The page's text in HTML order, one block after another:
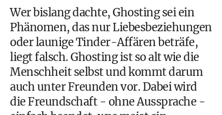
Wer bislang dachte, Ghosting sei ein
Phänomen, das nur Liebesbeziehungen
oder launige Tinder-Affären beträfe,
liegt falsch. Ghosting ist so alt wie die
Menschheit selbst und kommt darum
auch unter Freunden vor. Dabei wird
die Freundschaft - ohne Aussprache -